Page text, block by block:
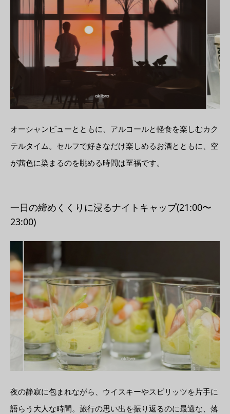
オーシャンビューとともに、アルコールと軽食を楽しむカク
テルタイム。セルフで好きなだけ楽しめるお酒とともに、空
が茜色に染まるのを眺める時間は至福です。
一日の締めくくりに浸るナイトキャップ(21:00〜
23:00)
夜の静寂に包まれながら、ウイスキーやスピリッツを片手に
語らう大人な時間。旅行の思い出を振り返るのに最適な、落